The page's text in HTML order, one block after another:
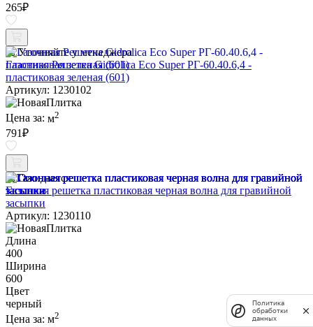
265₽
Уточняйте у менеджера
Газонная Решетка Gidrolica Eco Super РГ-60.40.6,4 -
пластиковая зеленая (601)
Артикул: 1230102
Цена за: м2
791₽
Ожидается
Газонная решетка пластиковая черная волна для гравийной
засыпки
Артикул: 1230110
Длина
400
Ширина
600
Цвет
черный
Цена за: м2
Политика
обработки
данных